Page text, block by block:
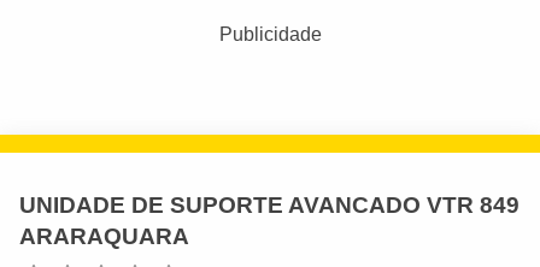
Publicidade
UNIDADE DE SUPORTE AVANCADO VTR 849
ARARAQUARA